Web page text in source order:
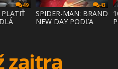
49 43
SPIDER-MAN: BRAND
NEW DAY PODĽA
zajtra